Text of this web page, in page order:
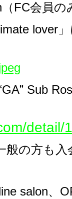
FC会員の
lover
Sub
detail/
般の方も入
salon、